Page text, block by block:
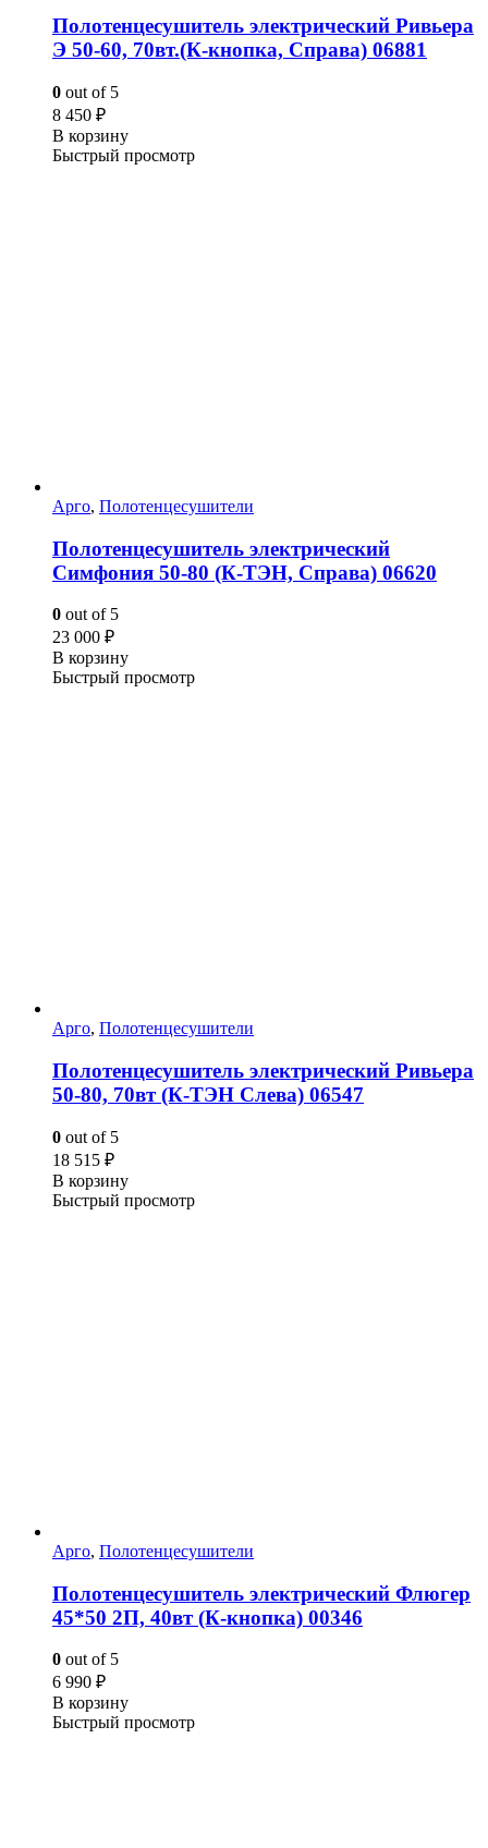
Полотенцесушитель электрический Ривьера
Э 50-60, 70вт.(К-кнопка, Справа) 06881
0 out of 5
8 450 ₽
В корзину
Быстрый просмотр
Арго, Полотенцесушители
Полотенцесушитель электрический
Симфония 50-80 (К-ТЭН, Справа) 06620
0 out of 5
23 000 ₽
В корзину
Быстрый просмотр
Арго, Полотенцесушители
Полотенцесушитель электрический Ривьера
50-80, 70вт (К-ТЭН Слева) 06547
0 out of 5
18 515 ₽
В корзину
Быстрый просмотр
Арго, Полотенцесушители
Полотенцесушитель электрический Флюгер
45*50 2П, 40вт (К-кнопка) 00346
0 out of 5
6 990 ₽
В корзину
Быстрый просмотр